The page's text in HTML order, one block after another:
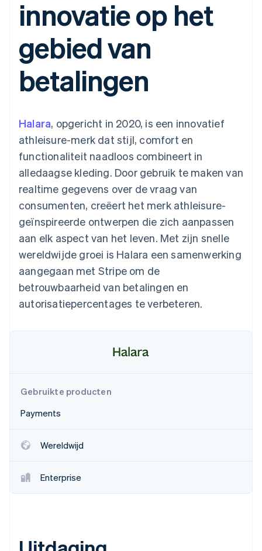
dan 125
Terminal
Authorization
Boost
Optimaliseer de
acceptatie
Link
Connections
Data gekoppelde
rekeningen
Gegevenssynchronisatie
Meer
Product roadmap
Radar
Fraudepreventie
Atlas
Oprichting van een start-up
Climate
CO₂-verwijdering
Online identiteitsverificatie
Stripe Sessions 2026
Marktplaatsen
Geldbeheer
Platforms
SaaS
Per branche
Creator economy
Horeca, reizen en vrije
tijd
Media en entertainment
Non-profitorganisaties
Professionele
dienstverlening
Publieke sector
Detailhandel
Ecosysteem
Facturatie naar gebruik
bieden
Betaalkaarten uitgeven
die door stablecoins
worden gedekt
Diensten voorzien en
beheren met agents
Bronnen
App-integraties
Developerblog
API-status
Productroadmap
Jaarlijks congres
Sessions
Vacatures
Stripe Newsroom
Stripe Press
Contact
Neem contact op
Partner worden
innovatie op het
gebied van
betalingen
Halara, opgericht in 2020, is een innovatief
athleisure-merk dat stijl, comfort en
functionaliteit naadloos combineert in
alledaagse kleding. Door gebruik te maken van
realtime gegevens over de vraag van
consumenten, creëert het merk athleisure-
geïnspireerde ontwerpen die zich aanpassen
aan elk aspect van het leven. Met zijn snelle
wereldwijde groei is Halara een samenwerking
aangegaan met Stripe om de
betrouwbaarheid van betalingen en
autorisatiepercentages te verbeteren.
Gebruikte producten
Payments
Wereldwijd
Enterprise